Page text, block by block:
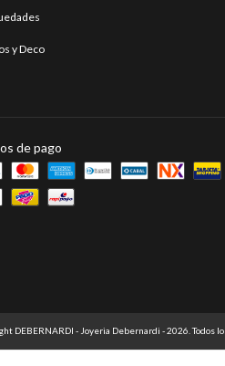
y Deco
de pago
DEBERNARDI - Joyeria Debernardi - 2026. Todos